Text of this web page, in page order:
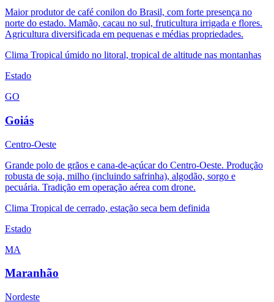
Maior produtor de café conilon do Brasil, com forte presença no
norte do estado. Mamão, cacau no sul, fruticultura irrigada e flores.
Agricultura diversificada em pequenas e médias propriedades.
Clima Tropical úmido no litoral, tropical de altitude nas montanhas
Estado
GO
Goiás
Centro-Oeste
Grande polo de grãos e cana-de-açúcar do Centro-Oeste. Produção
robusta de soja, milho (incluindo safrinha), algodão, sorgo e
pecuária. Tradição em operação aérea com drone.
Clima Tropical de cerrado, estação seca bem definida
Estado
MA
Maranhão
Nordeste